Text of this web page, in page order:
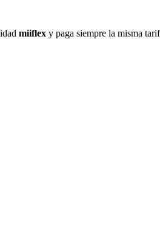
miiflex y paga siempre la misma